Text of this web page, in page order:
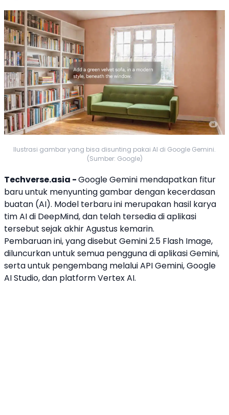
Ilustrasi gambar yang bisa disunting pakai AI di Google Gemini.
(Sumber: Google)
Techverse.asia -GoogleGemini mendapatkan fitur
baru untuk menyunting gambar dengan kecerdasan
buatan (AI). Model terbaru ini merupakan hasil karya
tim AI di DeepMind, dan telah tersedia di aplikasi
tersebut sejak akhir Agustus kemarin.
Pembaruan ini, yang disebut Gemini2.5 Flash Image,
diluncurkan untuk semua pengguna di aplikasiGemini,
serta untuk pengembang melalui APIGemini,Google
AI Studio, dan platform Vertex AI.